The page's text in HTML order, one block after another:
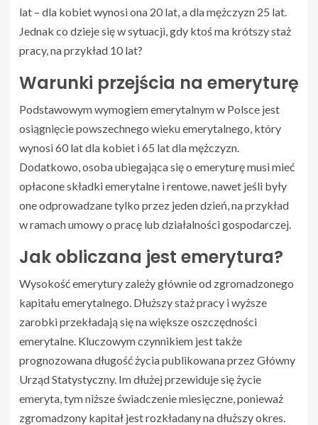
lat – dla kobiet wynosi ona 20 lat, a dla mężczyzn 25 lat.
Jednak co dzieje się w sytuacji, gdy ktoś ma krótszy staż
pracy, na przykład 10 lat?
Warunki przejścia na emeryturę
Podstawowym wymogiem emerytalnym w Polsce jest
osiągnięcie powszechnego wieku emerytalnego, który
wynosi 60 lat dla kobiet i 65 lat dla mężczyzn.
Dodatkowo, osoba ubiegająca się o emeryturę musi mieć
opłacone składki emerytalne i rentowe, nawet jeśli były
one odprowadzane tylko przez jeden dzień, na przykład
w ramach umowy o pracę lub działalności gospodarczej.
Jak obliczana jest emerytura?
Wysokość emerytury zależy głównie od zgromadzonego
kapitału emerytalnego. Dłuższy staż pracy i wyższe
zarobki przekładają się na większe oszczędności
emerytalne. Kluczowym czynnikiem jest także
prognozowana długość życia publikowana przez Główny
Urząd Statystyczny. Im dłużej przewiduje się życie
emeryta, tym niższe świadczenie miesięczne, ponieważ
zgromadzony kapitał jest rozkładany na dłuższy okres.